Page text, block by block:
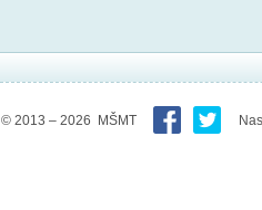
© 2013 – 2026 MŠMT